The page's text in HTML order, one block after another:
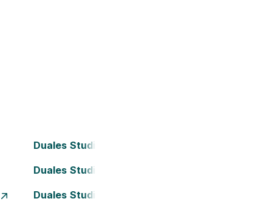
Duales Studium Bielefeld
Duales Studium Darmstadt
Duales Studium Essen